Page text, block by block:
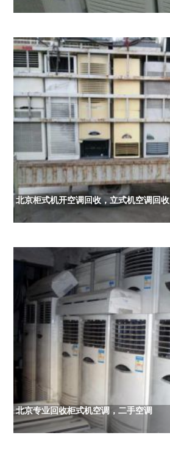
北京柜式机开空调回收，立式机空调回收
北京专业回收柜式机空调，二手空调